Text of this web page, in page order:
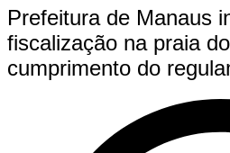
Prefeitura de Manaus
fiscalização na praia
cumprimento do